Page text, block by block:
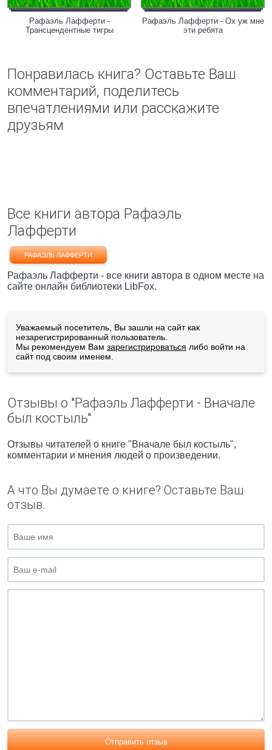
Рафаэль Лафферти -
Трансцендентные тигры
Рафаэль Лафферти - Ох уж мне
эти ребята
Понравилась книга? Оставьте Ваш
комментарий, поделитесь
впечатлениями или расскажите
друзьям
Все книги автора Рафаэль
Лафферти
РАФАЭЛЬ ЛАФФЕРТИ
Рафаэль Лафферти - все книги автора в одном месте на
сайте онлайн библиотеки LibFox.
Уважаемый посетитель, Вы зашли на сайт как
незарегистрированный пользователь.
Мы рекомендуем Вам зарегистрироваться либо войти на
сайт под своим именем.
Отзывы о "Рафаэль Лафферти - Вначале
был костыль"
Отзывы читателей о книге "Вначале был костыль",
комментарии и мнения людей о произведении.
А что Вы думаете о книге? Оставьте Ваш
отзыв.
Отправить отзыв